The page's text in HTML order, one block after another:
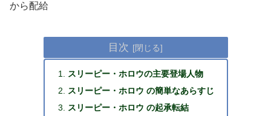
から配給
目次
スリーピー・ホロウの主要登場人物
スリーピー・ホロウ の簡単なあらすじ
スリーピー・ホロウ の起承転結